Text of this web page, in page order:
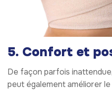
5. Confort et
De façon parfois inattendue,
peut également améliorer